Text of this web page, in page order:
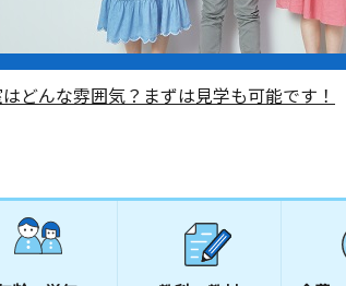
どんな雰囲気？まずは見学も可能です！